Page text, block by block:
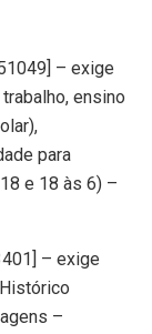
– exige
ensino
para
e 18 às 6) –
– exige
–